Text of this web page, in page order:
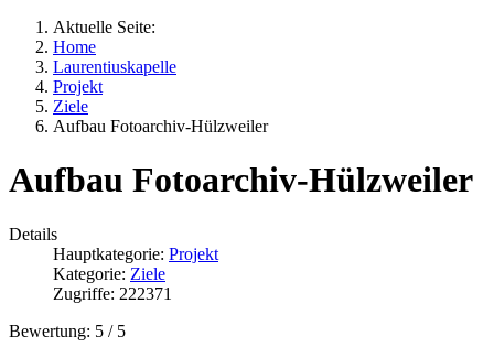
Aktuelle Seite:
Home
Laurentiuskapelle
Projekt
Ziele
Aufbau Fotoarchiv-Hülzweiler
Aufbau Fotoarchiv-Hülzweiler
Details
Hauptkategorie: Projekt
Kategorie: Ziele
Zugriffe: 222371
Bewertung: 5 / 5